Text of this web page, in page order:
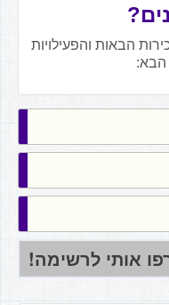
הבאות והפעילויות
הבא: